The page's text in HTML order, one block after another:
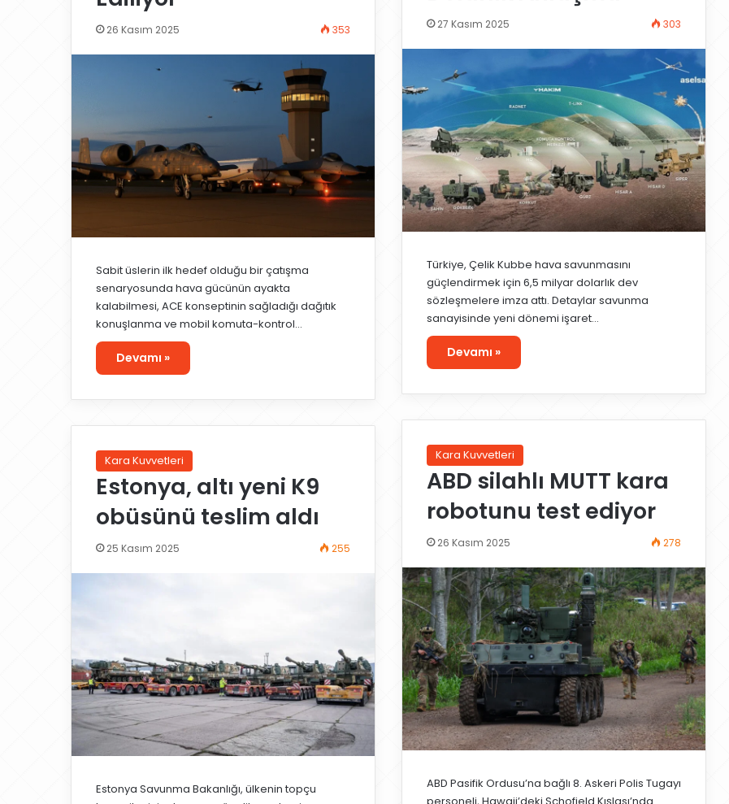
27 Kasım 2025 303
Türkiye, Çelik Kubbe hava savunmasını
güçlendirmek için 6,5 milyar dolarlık dev
sözleşmelere imza attı. Detaylar savunma
sanayisinde yeni dönemi işaret…
Devamı »
26 Kasım 2025 353
Sabit üslerin ilk hedef olduğu bir çatışma
senaryosunda hava gücünün ayakta
kalabilmesi, ACE konseptinin sağladığı dağıtık
konuşlanma ve mobil komuta-kontrol…
Devamı »
Kara Kuvvetleri
ABD silahlı MUTT kara
robotunu test ediyor
26 Kasım 2025 278
ABD Pasifik Ordusu’na bağlı 8. Askeri Polis Tugayı
Kara Kuvvetleri
Estonya, altı yeni K9
obüsünü teslim aldı
25 Kasım 2025 255
Estonya Savunma Bakanlığı, ülkenin topçu